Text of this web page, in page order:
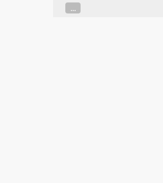
...